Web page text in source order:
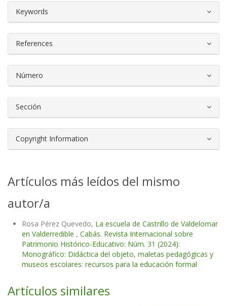
Keywords
References
Número
Sección
Copyright Information
Artículos más leídos del mismo
autor/a
Rosa Pérez Quevedo, La escuela de Castrillo de Valdelomar
en Valderredible , Cabás. Revista Internacional sobre
Patrimonio Histórico-Educativo: Núm. 31 (2024):
Monográfico: Didáctica del objeto, maletas pedagógicas y
museos escolares: recursos para la educación formal
Artículos similares